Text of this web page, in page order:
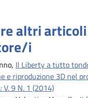
altri
i
Il Liberty a tutto
e riproduzione 3D nel
V. 9 N. 1 (2014)